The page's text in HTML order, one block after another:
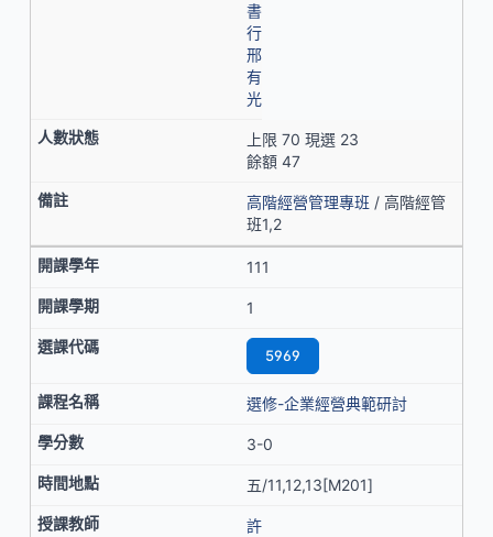
書
行
邢
有
光
上限 70 現選 23
餘額 47
高階經營管理專班 / 高階經管
班1,2
111
1
5969
選修-企業經營典範研討
3-0
五/11,12,13[M201]
許